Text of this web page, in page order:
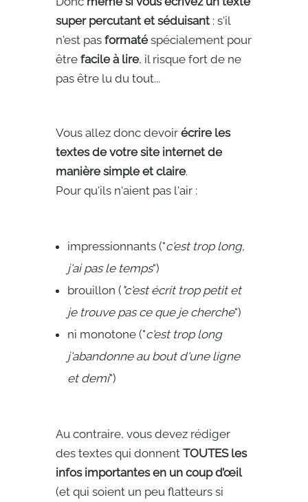
super percutant et séduisant: s'il
n'est pasformatéspécialement pour
être facile à lire, il risque fort de ne
pas être lu du tout...
Vous allez donc devoir écrire les
textes de votre site internet de
manière simple et claire.
Pour qu'ils n'aient pas l'air :
impressionnants ("c'est trop long,
j'ai pas le temps")
brouillon ( "c'est écrit trop petit et
je trouve pas ce que je cherche")
ni monotone ("c'est trop long
j'abandonne au bout d'une ligne
et demi")
Au contraire, vous devez rédiger
des textes qui donnentTOUTES les
infos importantes en un coup d’œil
(et qui soient un peu flatteurs si